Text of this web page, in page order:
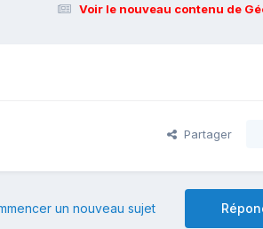
Voir le nouveau contenu de
Partager
un nouveau sujet